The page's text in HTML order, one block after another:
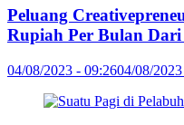
Peluang
Rupiah Per Bulan
04/08/2023 - 09:2604/08/